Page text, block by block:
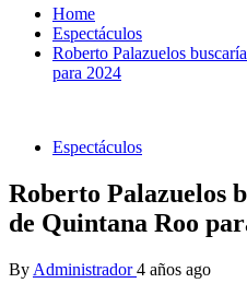
Home
Espectáculos
Roberto Palazuelos
para 2024
Espectáculos
Roberto Palazuelos
de Quintana Roo
By Administrador4 años ago